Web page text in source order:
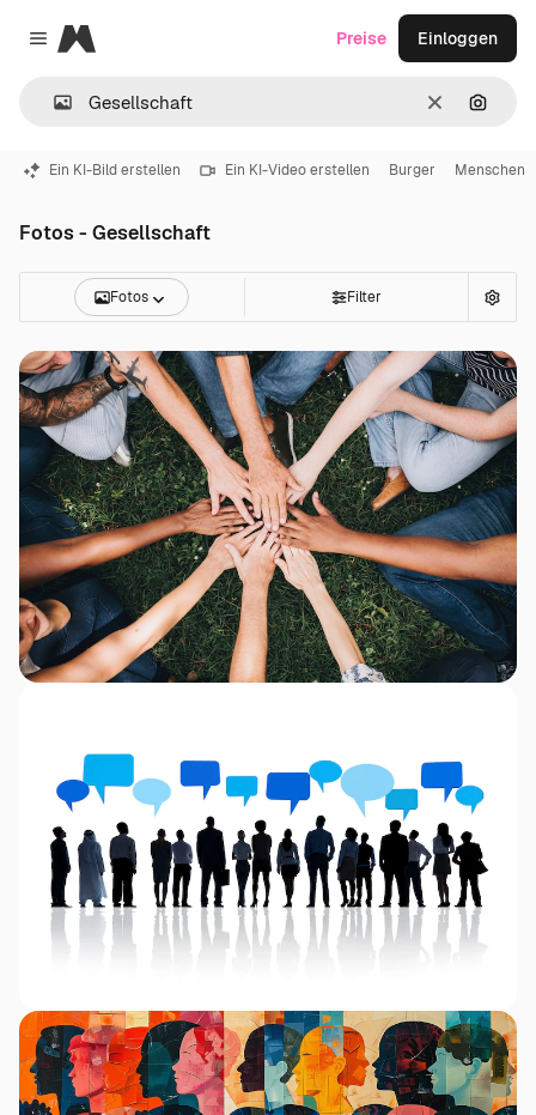
Close menu
Magnific
LöschenNach
Preise Einloggen
Ein KI-Bild erstellen Ein KI-Video erstellen Burger Menschen
Fotos - Gesellschaft
Fotos Filter